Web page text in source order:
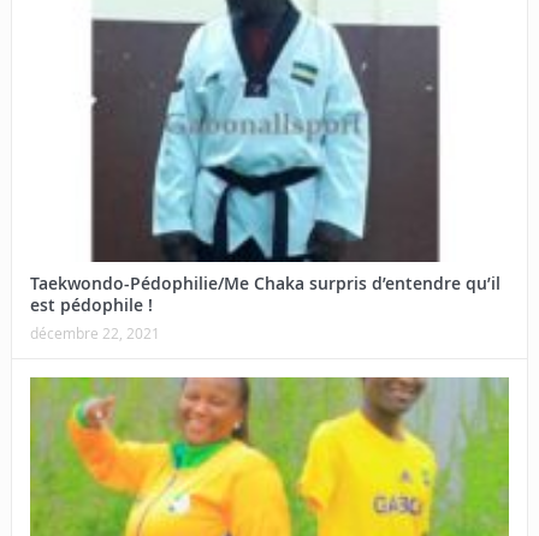
Taekwondo-Pédophilie/Me Chaka surpris d’entendre qu’il
est pédophile !
décembre 22, 2021